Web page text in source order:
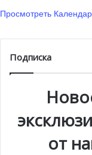
Просмотреть
Подписка
от